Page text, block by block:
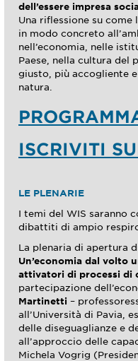
dell’essere impresa
Una riflessione su
in modo concreto
nell’economia, nelle
Paese, nella cultura del
giusto, più accogliente
natura.
ISCRIVITI
LE PLENARIE
I temi del WIS saranno
dibattiti di ampio
La plenaria di apertura
Un’economia dal volto
attivatori di processi di
partecipazione
Martinetti –
all’Università di Pavia,
delle diseguaglianze e
all’approccio delle
Michela Vogrig